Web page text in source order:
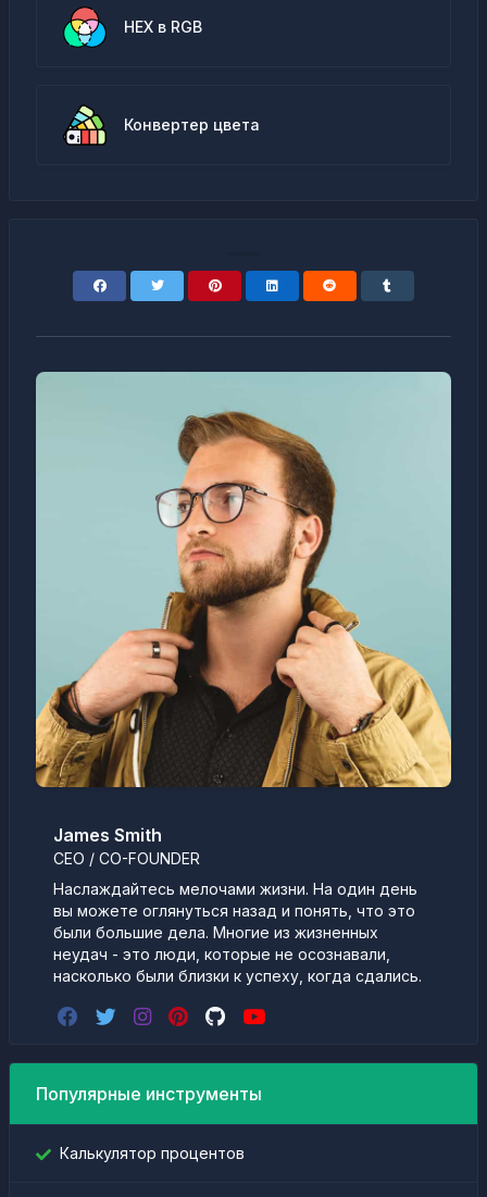
HEX в RGB
Конвертер цвета
James Smith
CEO / CO-FOUNDER
Наслаждайтесь мелочами жизни. На один день
вы можете оглянуться назад и понять, что это
были большие дела. Многие из жизненных
неудач - это люди, которые не осознавали,
насколько были близки к успеху, когда сдались.
Популярные инструменты
Калькулятор процентов